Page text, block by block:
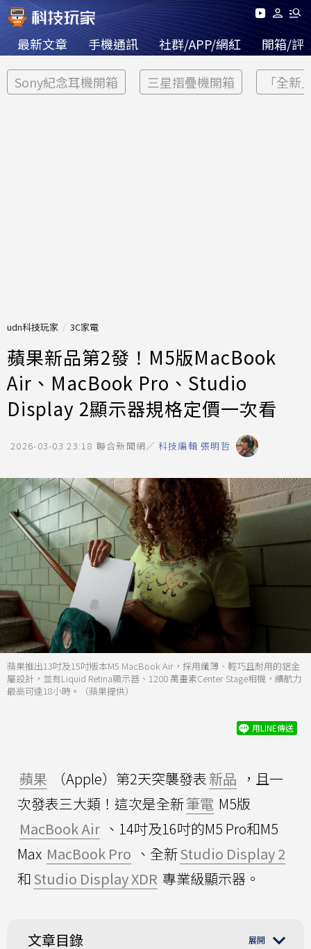
最新文章 手機通訊 社群/APP/網紅 開箱/評
Sony紀念耳機開箱 三星摺疊機開箱 「全新
udn科技玩家 3C家電
蘋果新品第2發！M5版MacBook
Air、MacBook Pro、Studio
Display 2顯示器規格定價一次看
2026-03-03 23:18 聯合新聞網／ 科技編輯 張明哲
蘋果推出13吋及15吋版本M5 MacBook Air，採用纖薄、輕巧且耐用的鋁金
屬設計，並有Liquid Retina顯示器、1200 萬畫素Center Stage相機，續航力
最高可達18小時。（蘋果提供）
用LINE傳送
蘋果 （Apple）第2天突襲發表新品 ，且一
次發表三大類！這次是全新筆電 M5版
MacBook Air 、14吋及16吋的M5 Pro和M5
Max MacBook Pro 、全新Studio Display 2
和Studio Display XDR 專業級顯示器。
文章目錄